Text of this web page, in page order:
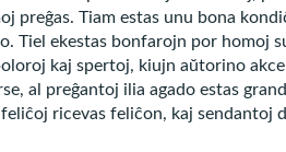
tiom prokrastas
pri kiu Vi lasis al ni
kunhomojn pro Amo al
preĝas. Tiam estas unu bona
Tiel ekestas bonfarojn por homoj
kaj spertoj, kiujn aŭtorino
al preĝantoj ilia agado estas
ricevas feliĉon, kaj sendantoj